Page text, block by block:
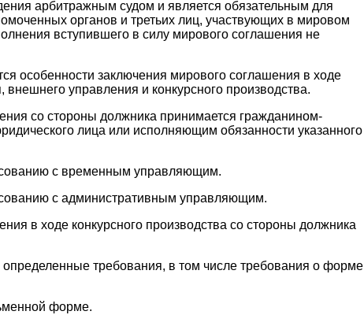
арбитражным судом и является обязательным для
органов и третьих лиц, участвующих в мировом
вступившего в силу мирового соглашения не
особенности заключения мирового соглашения в ходе
управления и конкурсного производства.
со стороны должника принимается гражданином-
лица или исполняющим обязанности указанного
с временным управляющим.
с административным управляющим.
в ходе конкурсного производства со стороны должника
требования, в том числе требования о форме
форме.